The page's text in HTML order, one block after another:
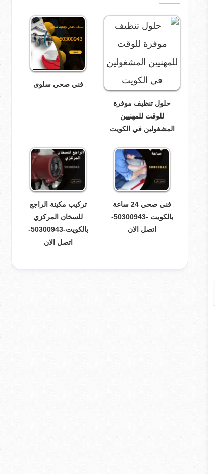
حلول تنظيف موفرة
للوقت للمهنيين
المشغولين في الكويت
فني صحي سلوى
فني صحي 24 ساعة
بالكويت -50300943-
اتصل الان
تركيب مكينة الراجع
للسخان المركزي
بالكويت-50300943-
اتصل الان